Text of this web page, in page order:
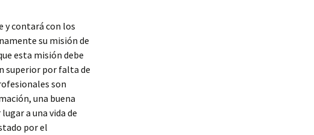
y contará con los
su misión de
esta misión debe
superior por falta de
son
una buena
a una vida de
por el